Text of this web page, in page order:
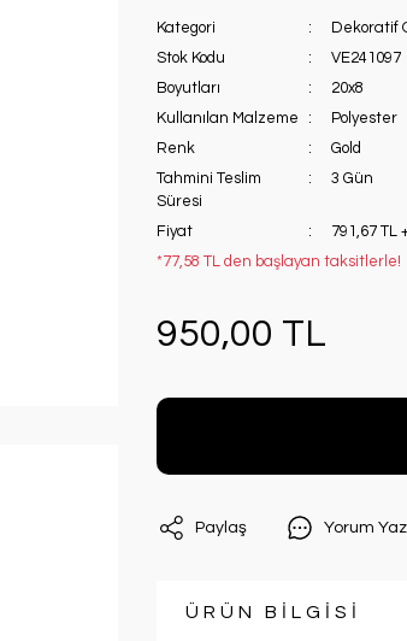
Kategori
Dekoratif
Stok Kodu
VE241097
Boyutları
20x8
Kullanılan Malzeme
Polyester
Renk
Gold
Tahmini Teslim
Süresi
3 Gün
Fiyat
791,67 TL
*77,58 TL den başlayan taksitlerle!
950,00 TL
Paylaş Yorum Yaz
ÜRÜN BİLGİSİ